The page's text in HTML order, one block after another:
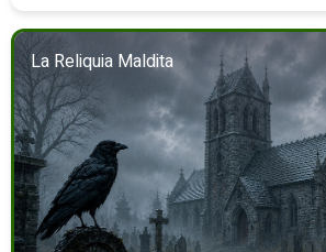
La Reliquia Maldita